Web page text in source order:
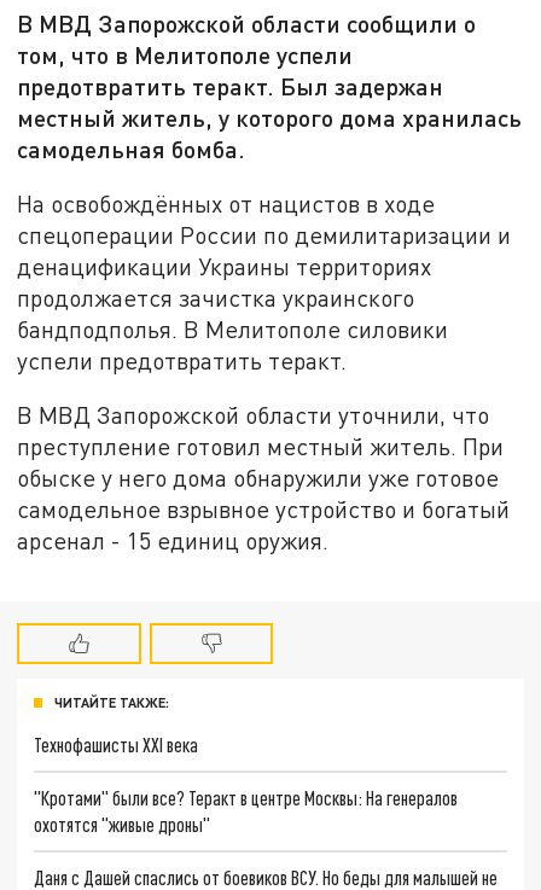
В МВД Запорожской области сообщили о
том, что в Мелитополе успели
предотвратить теракт. Был задержан
местный житель, у которого дома хранилась
самодельная бомба.
На освобождённых от нацистов в ходе
спецоперации России по демилитаризации и
денацификации Украины территориях
продолжается зачистка украинского
бандподполья. В Мелитополе силовики
успели предотвратить теракт.
В МВД Запорожской области уточнили, что
преступление готовил местный житель. При
обыске у него дома обнаружили уже готовое
самодельное взрывное устройство и богатый
арсенал - 15 единиц оружия.
ЧИТАЙТЕ ТАКЖЕ:
Технофашисты XXI века
"Кротами" были все? Теракт в центре Москвы: На генералов
охотятся "живые дроны"
Даня с Дашей спаслись от боевиков ВСУ. Но беды для малышей не